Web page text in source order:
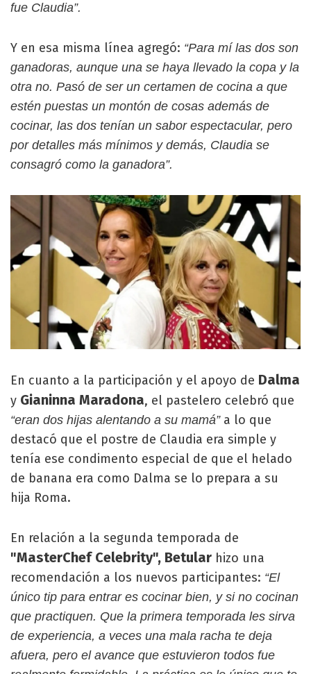
fue Claudia”.
Y en esa misma línea agregó: “Para mí las dos son
ganadoras, aunque una se haya llevado la copa y la
otra no. Pasó de ser un certamen de cocina a que
estén puestas un montón de cosas además de
cocinar, las dos tenían un sabor espectacular, pero
por detalles más mínimos y demás, Claudia se
consagró como la ganadora”.
En cuanto a la participación y el apoyo de Dalma
y Gianinna Maradona, el pastelero celebró que
“eran dos hijas alentando a su mamá” a lo que
destacó que el postre de Claudia era simple y
tenía ese condimento especial de que el helado
de banana era como Dalma se lo prepara a su
hija Roma.
En relación a la segunda temporada de
"MasterChef Celebrity", Betular hizo una
recomendación a los nuevos participantes: “El
único tip para entrar es cocinar bien, y si no cocinan
que practiquen. Que la primera temporada les sirva
de experiencia, a veces una mala racha te deja
afuera, pero el avance que estuvieron todos fue